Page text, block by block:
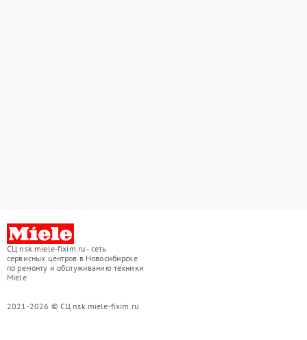
СЦ nsk.miele-fixim.ru - сеть
сервисных центров в Новосибирске
по ремонту и обслуживанию техники
Miele
2021-2026 © СЦ nsk.miele-fixim.ru